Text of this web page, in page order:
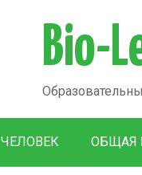
Bio-
ЧЕЛОВЕК ОБЩАЯ